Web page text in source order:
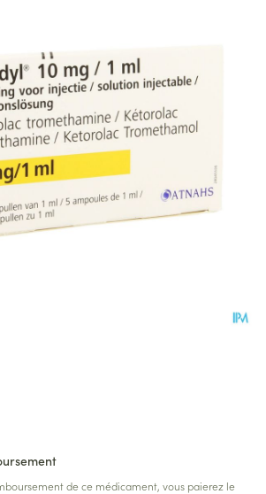
de ce médicament, vous paierez le